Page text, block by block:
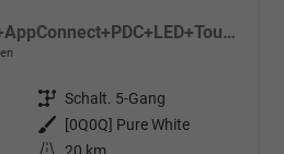
1.0 MPI Sitzheizung+AppConnect+PDC+LED+Touch+Lichtsensor+MultiLenkrad
Getriebe Schalt. 5-Gang
Außenfarbe
[0Q0Q] Pure White